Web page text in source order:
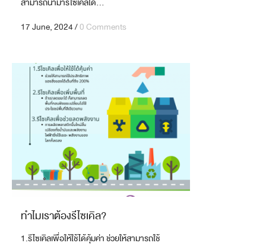
17 June, 2024/0 Comments
ทำไมเราต้องรีไซเคิล?
1.รีไซเคิลเพื่อให้ใช้ได้คุ้มค่า ช่วยให้สามารถใช้